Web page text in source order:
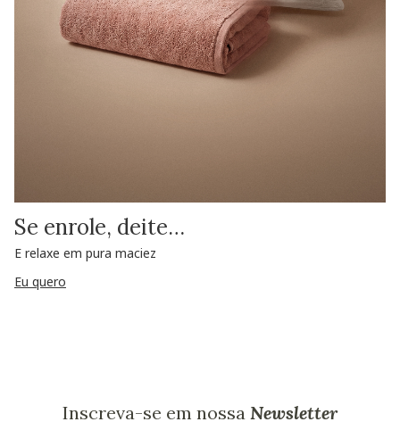
Se enrole, deite…
E relaxe em pura maciez
Eu quero
Inscreva-se em nossa Newsletter